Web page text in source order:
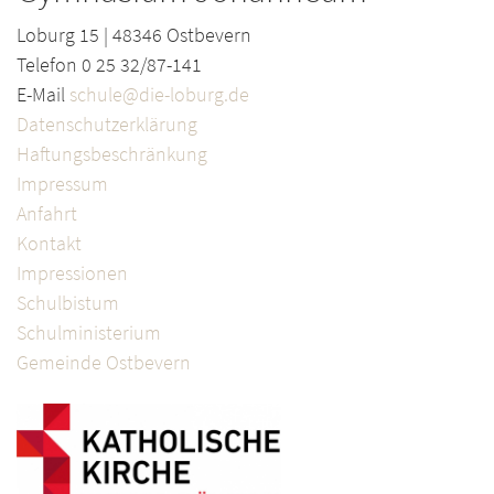
Loburg 15 | 48346 Ostbevern
Telefon 0 25 32/87-141
E-Mail schule@die-loburg.de
Datenschutzerklärung
Haftungsbeschränkung
Impressum
Anfahrt
Kontakt
Impressionen
Schulbistum
Schulministerium
Gemeinde Ostbevern